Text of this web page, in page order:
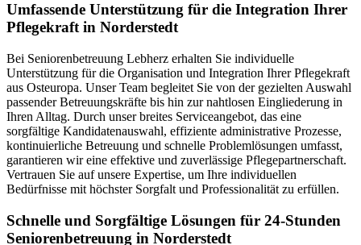
Umfassende Unterstützung für die Integration Ihrer
Pflegekraft in Norderstedt
Bei Seniorenbetreuung Lebherz erhalten Sie individuelle
Unterstützung für die Organisation und Integration Ihrer Pflegekraft
aus Osteuropa. Unser Team begleitet Sie von der gezielten Auswahl
passender Betreuungskräfte bis hin zur nahtlosen Eingliederung in
Ihren Alltag. Durch unser breites Serviceangebot, das eine
sorgfältige Kandidatenauswahl, effiziente administrative Prozesse,
kontinuierliche Betreuung und schnelle Problemlösungen umfasst,
garantieren wir eine effektive und zuverlässige Pflegepartnerschaft.
Vertrauen Sie auf unsere Expertise, um Ihre individuellen
Bedürfnisse mit höchster Sorgfalt und Professionalität zu erfüllen.
Schnelle und Sorgfältige Lösungen für 24-Stunden
Seniorenbetreuung in Norderstedt